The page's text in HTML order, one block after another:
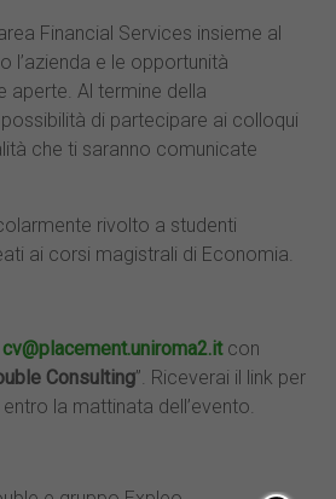
Financial Services insieme al
l’azienda e le opportunità
aperte. Al termine della
di partecipare ai colloqui
che ti saranno comunicate
rivolto a studenti
ai corsi magistrali di Economia.
cv@placement.uniroma2.itcon
Consulting”. Riceverai il link per
la mattinata dell’evento.